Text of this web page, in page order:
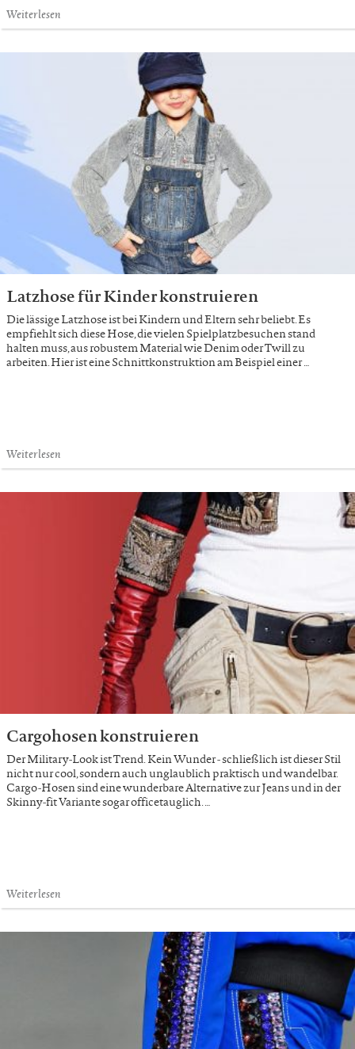
Weiterlesen
Latzhose für Kinder konstruieren
Die lässige Latzhose ist bei Kindern und Eltern sehr beliebt. Es
empfiehlt sich diese Hose, die vielen Spielplatzbesuchen stand
halten muss, aus robustem Material wie Denim oder Twill zu
arbeiten. Hier ist eine Schnittkonstruktion am Beispiel einer …
Weiterlesen
Cargohosen konstruieren
Der Military-Look ist Trend. Kein Wunder - schließlich ist dieser Stil
nicht nur cool, sondern auch unglaublich praktisch und wandelbar.
Cargo-Hosen sind eine wunderbare Alternative zur Jeans und in der
Skinny-fit Variante sogar officetauglich. …
Weiterlesen